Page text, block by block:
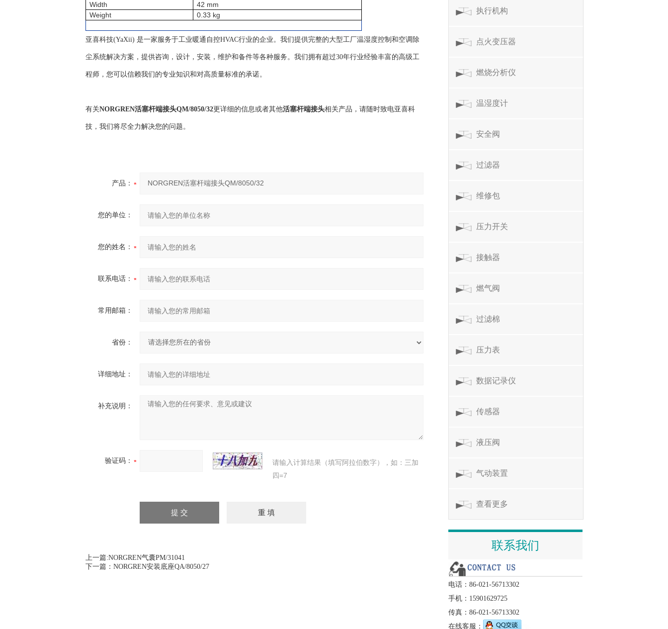
Width
42 mm
Weight
0.33 kg
亚喜科技(YaXii) 是一家服务于工业暖通自控HVAC行业的企业。我们提供完整的大型工厂温湿度控制和空调除
尘系统解决方案，提供咨询，设计，安装，维护和备件等各种服务。我们拥有超过30年行业经验丰富的高级工
程师，您可以信赖我们的专业知识和对高质量标准的承诺。
有关NORGREN活塞杆端接头QM/8050/32更详细的信息或者其他活塞杆端接头相关产品，请随时致电亚喜科
技，我们将尽全力解决您的问题。
产品：
您的单位：
您的姓名：
联系电话：
常用邮箱：
省份：
详细地址：
补充说明：
验证码：
请输入计算结果（填写阿拉伯数字），如：三加
四=7
上一篇:NORGREN气囊PM/31041
下一篇： NORGREN安装底座QA/8050/27
执行机构
点火变压器
燃烧分析仪
温湿度计
安全阀
过滤器
维修包
压力开关
接触器
燃气阀
过滤棉
压力表
数据记录仪
传感器
液压阀
气动装置
查看更多
联系我们
电话：86-021-56713302
手机：15901629725
传真：86-021-56713302
在线客服：